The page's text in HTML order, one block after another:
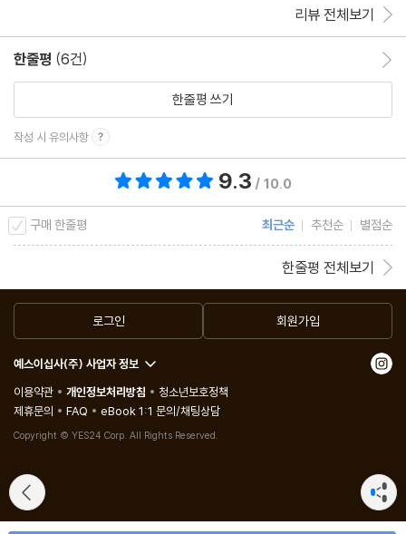
리뷰 전체보기
한줄평 (6건)
한줄평 쓰기
작성 시 유의사항
9.3 / 10.0
구매 한줄평 최근순 추천순 별점순
한줄평 전체보기
로그인 회원가입
예스이십사(주) 사업자 정보
이용약관
개인정보처리방침
청소년보호정책
제휴문의
FAQ eBook 1:1 문의/채팅상담
Copyright © YES24 Corp. All Rights Reserved.